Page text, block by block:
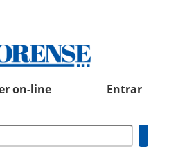
on-line Entrar